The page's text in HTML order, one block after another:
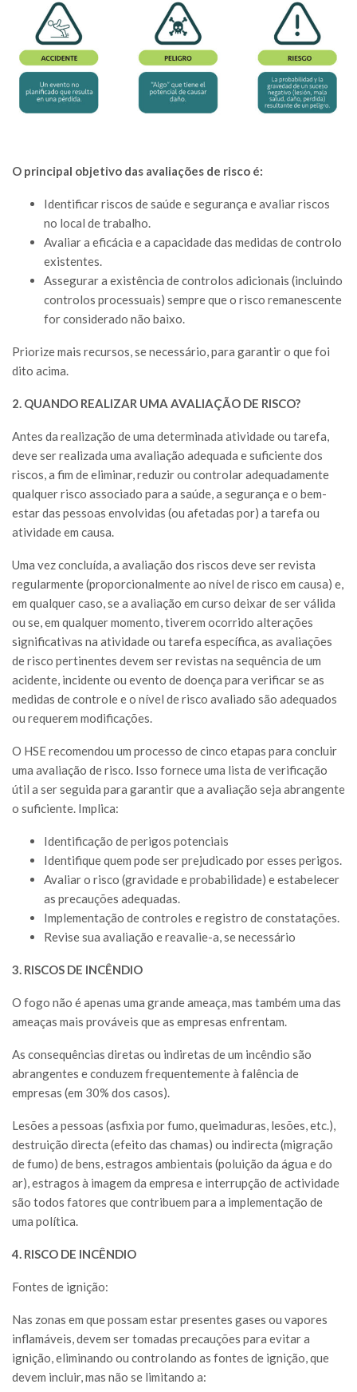
O principal objetivo das avaliações de risco é:
Identificar riscos de saúde e segurança e avaliar riscos
no local de trabalho.
Avaliar a eficácia e a capacidade das medidas de controlo
existentes.
Assegurar a existência de controlos adicionais (incluindo
controlos processuais) sempre que o risco remanescente
for considerado não baixo.
Priorize mais recursos, se necessário, para garantir o que foi
dito acima.
2. QUANDO REALIZAR UMA AVALIAÇÃO DE RISCO?
Antes da realização de uma determinada atividade ou tarefa,
deve ser realizada uma avaliação adequada e suficiente dos
riscos, a fim de eliminar, reduzir ou controlar adequadamente
qualquer risco associado para a saúde, a segurança e o bem-
estar das pessoas envolvidas (ou afetadas por) a tarefa ou
atividade em causa.
Uma vez concluída, a avaliação dos riscos deve ser revista
regularmente (proporcionalmente ao nível de risco em causa) e,
em qualquer caso, se a avaliação em curso deixar de ser válida
ou se, em qualquer momento, tiverem ocorrido alterações
significativas na atividade ou tarefa específica, as avaliações
de risco pertinentes devem ser revistas na sequência de um
acidente, incidente ou evento de doença para verificar se as
medidas de controle e o nível de risco avaliado são adequados
ou requerem modificações.
O HSE recomendou um processo de cinco etapas para concluir
uma avaliação de risco. Isso fornece uma lista de verificação
útil a ser seguida para garantir que a avaliação seja abrangente
o suficiente. Implica:
Identificação de perigos potenciais
Identifique quem pode ser prejudicado por esses perigos.
Avaliar o risco (gravidade e probabilidade) e estabelecer
as precauções adequadas.
Implementação de controles e registro de constatações.
Revise sua avaliação e reavalie-a, se necessário
3. RISCOS DE INCÊNDIO
O fogo não é apenas uma grande ameaça, mas também uma das
ameaças mais prováveis que as empresas enfrentam.
As consequências diretas ou indiretas de um incêndio são
abrangentes e conduzem frequentemente à falência de
empresas (em 30% dos casos).
Lesões a pessoas (asfixia por fumo, queimaduras, lesões, etc.),
destruição directa (efeito das chamas) ou indirecta (migração
de fumo) de bens, estragos ambientais (poluição da água e do
ar), estragos à imagem da empresa e interrupção de actividade
são todos fatores que contribuem para a implementação de
uma política.
4. RISCO DE INCÊNDIO
Fontes de ignição:
Nas zonas em que possam estar presentes gases ou vapores
inflamáveis, devem ser tomadas precauções para evitar a
ignição, eliminando ou controlando as fontes de ignição, que
devem incluir, mas não se limitando a: